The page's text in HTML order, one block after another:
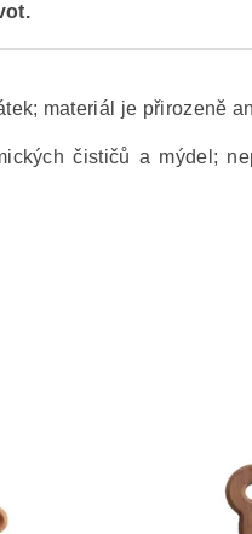
materiál je přirozeně
čističů a mýdel;